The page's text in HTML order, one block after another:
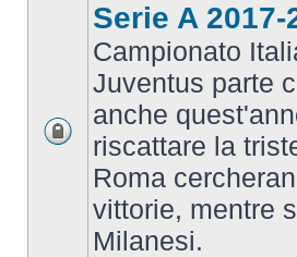
Serie A 2017-
Campionato
Juventus parte
anche
riscattare la
Roma
vittorie, mentre
Milanesi.